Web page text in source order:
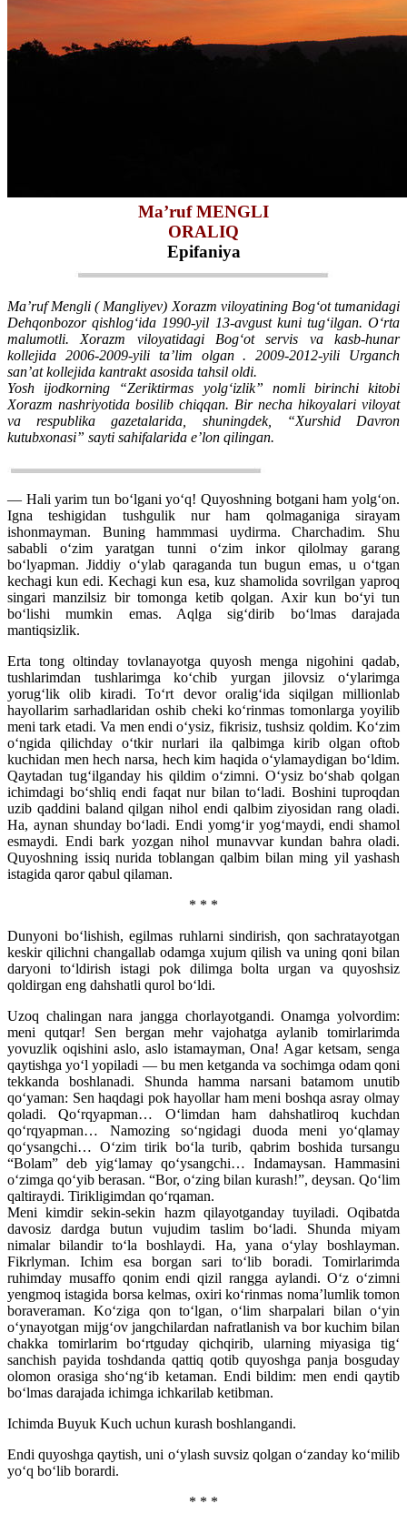
Ma’ruf MЕNGLI
ORALIQ
Epifaniya
Ma’ruf Mengli ( Mangliyev) Xorazm viloyatining Bog‘ot tumanidagi
Dehqonbozor qishlog‘ida 1990-yil 13-avgust kuni tug‘ilgan. O‘rta
malumotli. Xorazm viloyatidagi Bog‘ot servis va kasb-hunar
kollejida 2006-2009-yili ta’lim olgan . 2009-2012-yili Urganch
san’at kollejida kantrakt asosida tahsil oldi.
Yosh ijodkorning “Zeriktirmas yolg‘izlik” nomli birinchi kitobi
Xorazm nashriyotida bosilib chiqqan. Bir necha hikoyalari viloyat
va respublika gazetalarida, shuningdek, “Xurshid Davron
kutubxonasi” sayti sahifalarida e’lon qilingan.
— Hali yarim tun bo‘lgani yo‘q! Quyoshning botgani ham yolg‘on.
Igna teshigidan tushgulik nur ham qolmaganiga sirayam
ishonmayman. Buning hammmasi uydirma. Charchadim. Shu
sababli o‘zim yaratgan tunni o‘zim inkor qilolmay garang
bo‘lyapman. Jiddiy o‘ylab qaraganda tun bugun emas, u o‘tgan
kechagi kun edi. Kechagi kun esa, kuz shamolida sovrilgan yaproq
singari manzilsiz bir tomonga ketib qolgan. Axir kun bo‘yi tun
bo‘lishi mumkin emas. Aqlga sig‘dirib bo‘lmas darajada
mantiqsizlik.
Erta tong oltinday tovlanayotga quyosh menga nigohini qadab,
tushlarimdan tushlarimga ko‘chib yurgan jilovsiz o‘ylarimga
yorug‘lik olib kiradi. To‘rt devor oralig‘ida siqilgan millionlab
hayollarim sarhadlaridan oshib cheki ko‘rinmas tomonlarga yoyilib
meni tark etadi. Va men endi o‘ysiz, fikrisiz, tushsiz qoldim. Ko‘zim
o‘ngida qilichday o‘tkir nurlari ila qalbimga kirib olgan oftob
kuchidan men hech narsa, hech kim haqida o‘ylamaydigan bo‘ldim.
Qaytadan tug‘ilganday his qildim o‘zimni. O‘ysiz bo‘shab qolgan
ichimdagi bo‘shliq endi faqat nur bilan to‘ladi. Boshini tuproqdan
uzib qaddini baland qilgan nihol endi qalbim ziyosidan rang oladi.
Ha, aynan shunday bo‘ladi. Endi yomg‘ir yog‘maydi, endi shamol
esmaydi. Endi bark yozgan nihol munavvar kundan bahra oladi.
Quyoshning issiq nurida toblangan qalbim bilan ming yil yashash
istagida qaror qabul qilaman.
* * *
Dunyoni bo‘lishish, egilmas ruhlarni sindirish, qon sachratayotgan
keskir qilichni changallab odamga xujum qilish va uning qoni bilan
daryoni to‘ldirish istagi pok dilimga bolta urgan va quyoshsiz
qoldirgan eng dahshatli qurol bo‘ldi.
Uzoq chalingan nara jangga chorlayotgandi. Onamga yolvordim:
meni qutqar! Sen bergan mehr vajohatga aylanib tomirlarimda
yovuzlik oqishini aslo, aslo istamayman, Ona! Agar ketsam, senga
qaytishga yo‘l yopiladi — bu men ketganda va sochimga odam qoni
tekkanda boshlanadi. Shunda hamma narsani batamom unutib
qo‘yaman: Sen haqdagi pok hayollar ham meni boshqa asray olmay
qoladi. Qo‘rqyapman… O‘limdan ham dahshatliroq kuchdan
qo‘rqyapman… Namozing so‘ngidagi duoda meni yo‘qlamay
qo‘ysangchi… O‘zim tirik bo‘la turib, qabrim boshida tursangu
“Bolam” deb yig‘lamay qo‘ysangchi… Indamaysan. Hammasini
o‘zimga qo‘yib berasan. “Bor, o‘zing bilan kurash!”, deysan. Qo‘lim
qaltiraydi. Tirikligimdan qo‘rqaman.
Meni kimdir sekin-sekin hazm qilayotganday tuyiladi. Oqibatda
davosiz dardga butun vujudim taslim bo‘ladi. Shunda miyam
nimalar bilandir to‘la boshlaydi. Ha, yana o‘ylay boshlayman.
Fikrlyman. Ichim esa borgan sari to‘lib boradi. Tomirlarimda
ruhimday musaffo qonim endi qizil rangga aylandi. O‘z o‘zimni
yengmoq istagida borsa kelmas, oxiri ko‘rinmas noma’lumlik tomon
boraveraman. Ko‘ziga qon to‘lgan, o‘lim sharpalari bilan o‘yin
o‘ynayotgan mijg‘ov jangchilardan nafratlanish va bor kuchim bilan
chakka tomirlarim bo‘rtguday qichqirib, ularning miyasiga tig‘
sanchish payida toshdanda qattiq qotib quyoshga panja bosguday
olomon orasiga sho‘ng‘ib ketaman. Endi bildim: men endi qaytib
bo‘lmas darajada ichimga ichkarilab ketibman.
Ichimda Buyuk Kuch uchun kurash boshlangandi.
Endi quyoshga qaytish, uni o‘ylash suvsiz qolgan o‘zanday ko‘milib
yo‘q bo‘lib borardi.
* * *